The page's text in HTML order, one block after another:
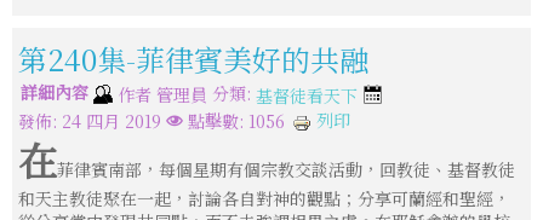
第240集-菲律賓美好的共融
詳細內容 作者 管理員 分類: 基督徒看天下
發佈: 24 四月 2019
點擊數: 1056 列印
在菲律賓南部，每個星期有個宗教交談活動，回教徒、基督教徒
和天主教徒聚在一起，討論各自對神的觀點；分享可蘭經和聖經，